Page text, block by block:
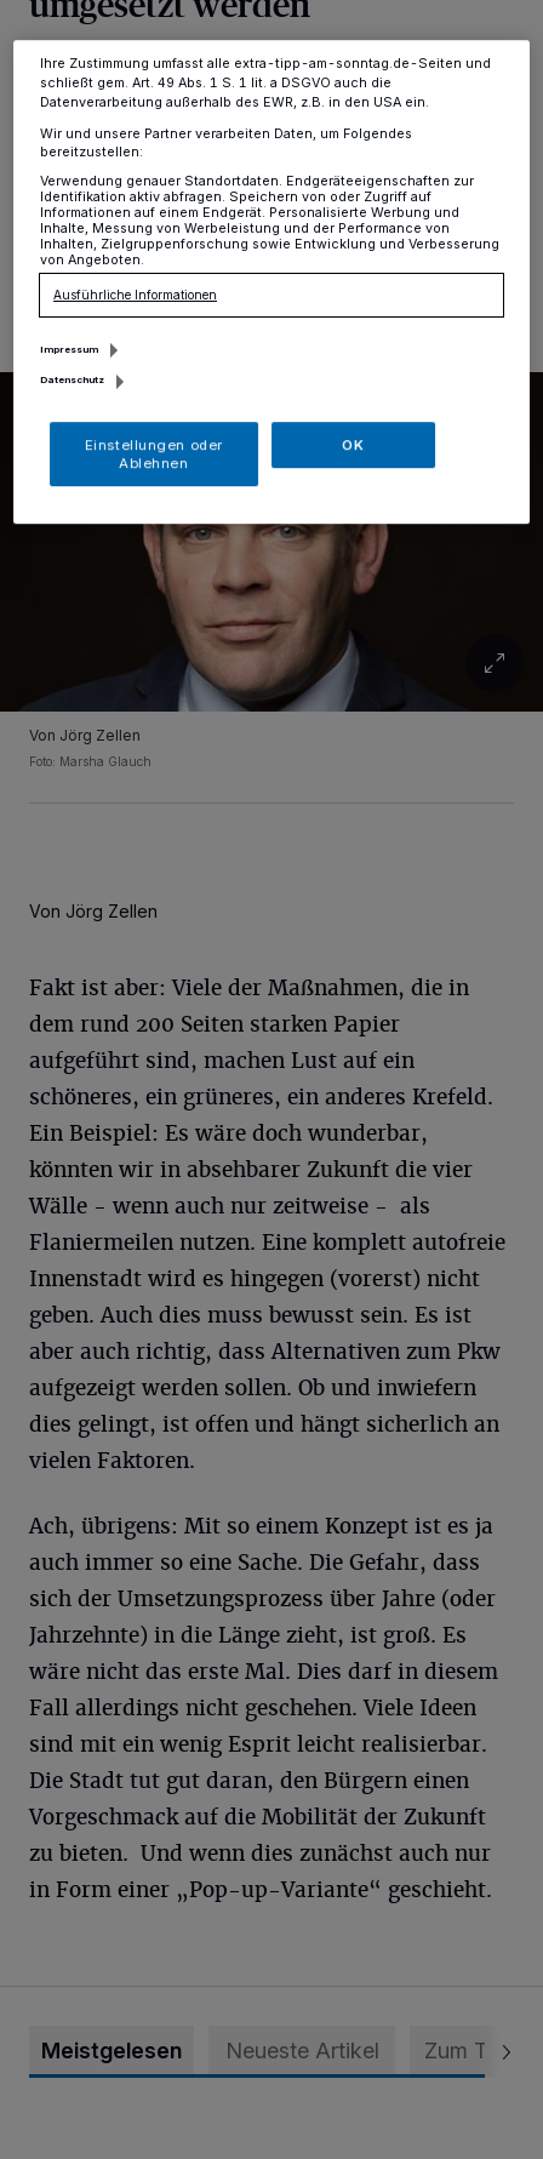
Ambitioniert ist es, das Mobilitätskonzept „2030+“,
welches in dieser Woche präsentiert wurde. Und wegen
der unterschiedlichen Interessen aller Beteiligter wird es
auch sicherlich nicht in allen Belangen zu 100 Prozent
durchführbar sein.
10.04.2021 , 14:55 Uhr
Von Jörg Zellen
Foto: Marsha Glauch
Von Jörg Zellen
Fakt ist aber: Viele der Maßnahmen, die in
dem rund 200 Seiten starken Papier
aufgeführt sind, machen Lust auf ein
schöneres, ein grüneres, ein anderes Krefeld.
Ein Beispiel: Es wäre doch wunderbar,
könnten wir in absehbarer Zukunft die vier
Wälle - wenn auch nur zeitweise - als
Flaniermeilen nutzen. Eine komplett autofreie
Innenstadt wird es hingegen (vorerst) nicht
geben. Auch dies muss bewusst sein. Es ist
aber auch richtig, dass Alternativen zum Pkw
aufgezeigt werden sollen. Ob und inwiefern
dies gelingt, ist offen und hängt sicherlich an
vielen Faktoren.
Ach, übrigens: Mit so einem Konzept ist es ja
auch immer so eine Sache. Die Gefahr, dass
sich der Umsetzungsprozess über Jahre (oder
Jahrzehnte) in die Länge zieht, ist groß. Es
wäre nicht das erste Mal. Dies darf in diesem
Fall allerdings nicht geschehen. Viele Ideen
sind mit ein wenig Esprit leicht realisierbar.
Die Stadt tut gut daran, den Bürgern einen
Vorgeschmack auf die Mobilität der Zukunft
zu bieten. Und wenn dies zunächst auch nur
in Form einer „Pop-up-Variante“ geschieht.
Meistgelesen Neueste Artikel Zum Thema
Ihre Einstellungen gelten innerhalb unseres Website. Weitere
Ihre Zustimmung umfasst alle extra-tipp-am-sonntag.de-Seiten und
schließt gem. Art. 49 Abs. 1 S. 1 lit. a DSGVO auch die
Datenverarbeitung außerhalb des EWR, z.B. in den USA ein.
Wir und unsere Partner verarbeiten Daten, um Folgendes
bereitzustellen:
Verwendung genauer Standortdaten. Endgeräteeigenschaften zur
Identifikation aktiv abfragen. Speichern von oder Zugriff auf
Informationen auf einem Endgerät. Personalisierte Werbung und
Inhalte, Messung von Werbeleistung und der Performance von
Inhalten, Zielgruppenforschung sowie Entwicklung und Verbesserung
von Angeboten.
Ausführliche Informationen
Impressum
Datenschutz
Einstellungen oder
Ablehnen
OK